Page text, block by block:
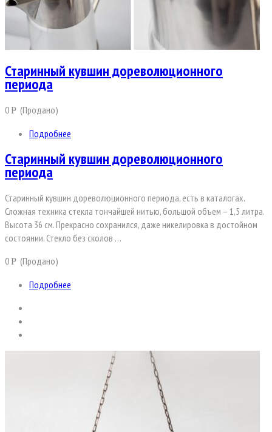
Старинный кувшин дореволюционного
периода
0Р (Продано)
Подробнее
Старинный кувшин дореволюционного
периода
Старинный кувшин дореволюционного периода, есть в каталогах.
Сложная техника стекла тончайшей нитью, большой объем – 1,5 литра.
Высота 36 см. Прекрасно сохранился, даже никелировка в достойном
состоянии. Стекло без сколов …
0Р (Продано)
Подробнее